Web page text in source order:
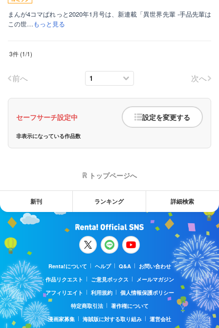
まんが4コマぱれっと2020年1月号は、新連載「異世界先輩 ‐手品先輩は
この世…もっと見る
3件 (1/1)
前へ 次へ
セーフサーチ設定中 設定を変更する
非表示になっている作品数
トップページへ
新刊 ランキング 詳細検索
Renta!について ヘルプ Q&A
お問い合わせ
作品リクエスト
ご意見ボックス
メールマガジン
アフィリエイト
利用規約
個人情報保護ポリシー
特定商取引法
著作権について
漫画家募集
海賊版に対する取り組み 運営会社